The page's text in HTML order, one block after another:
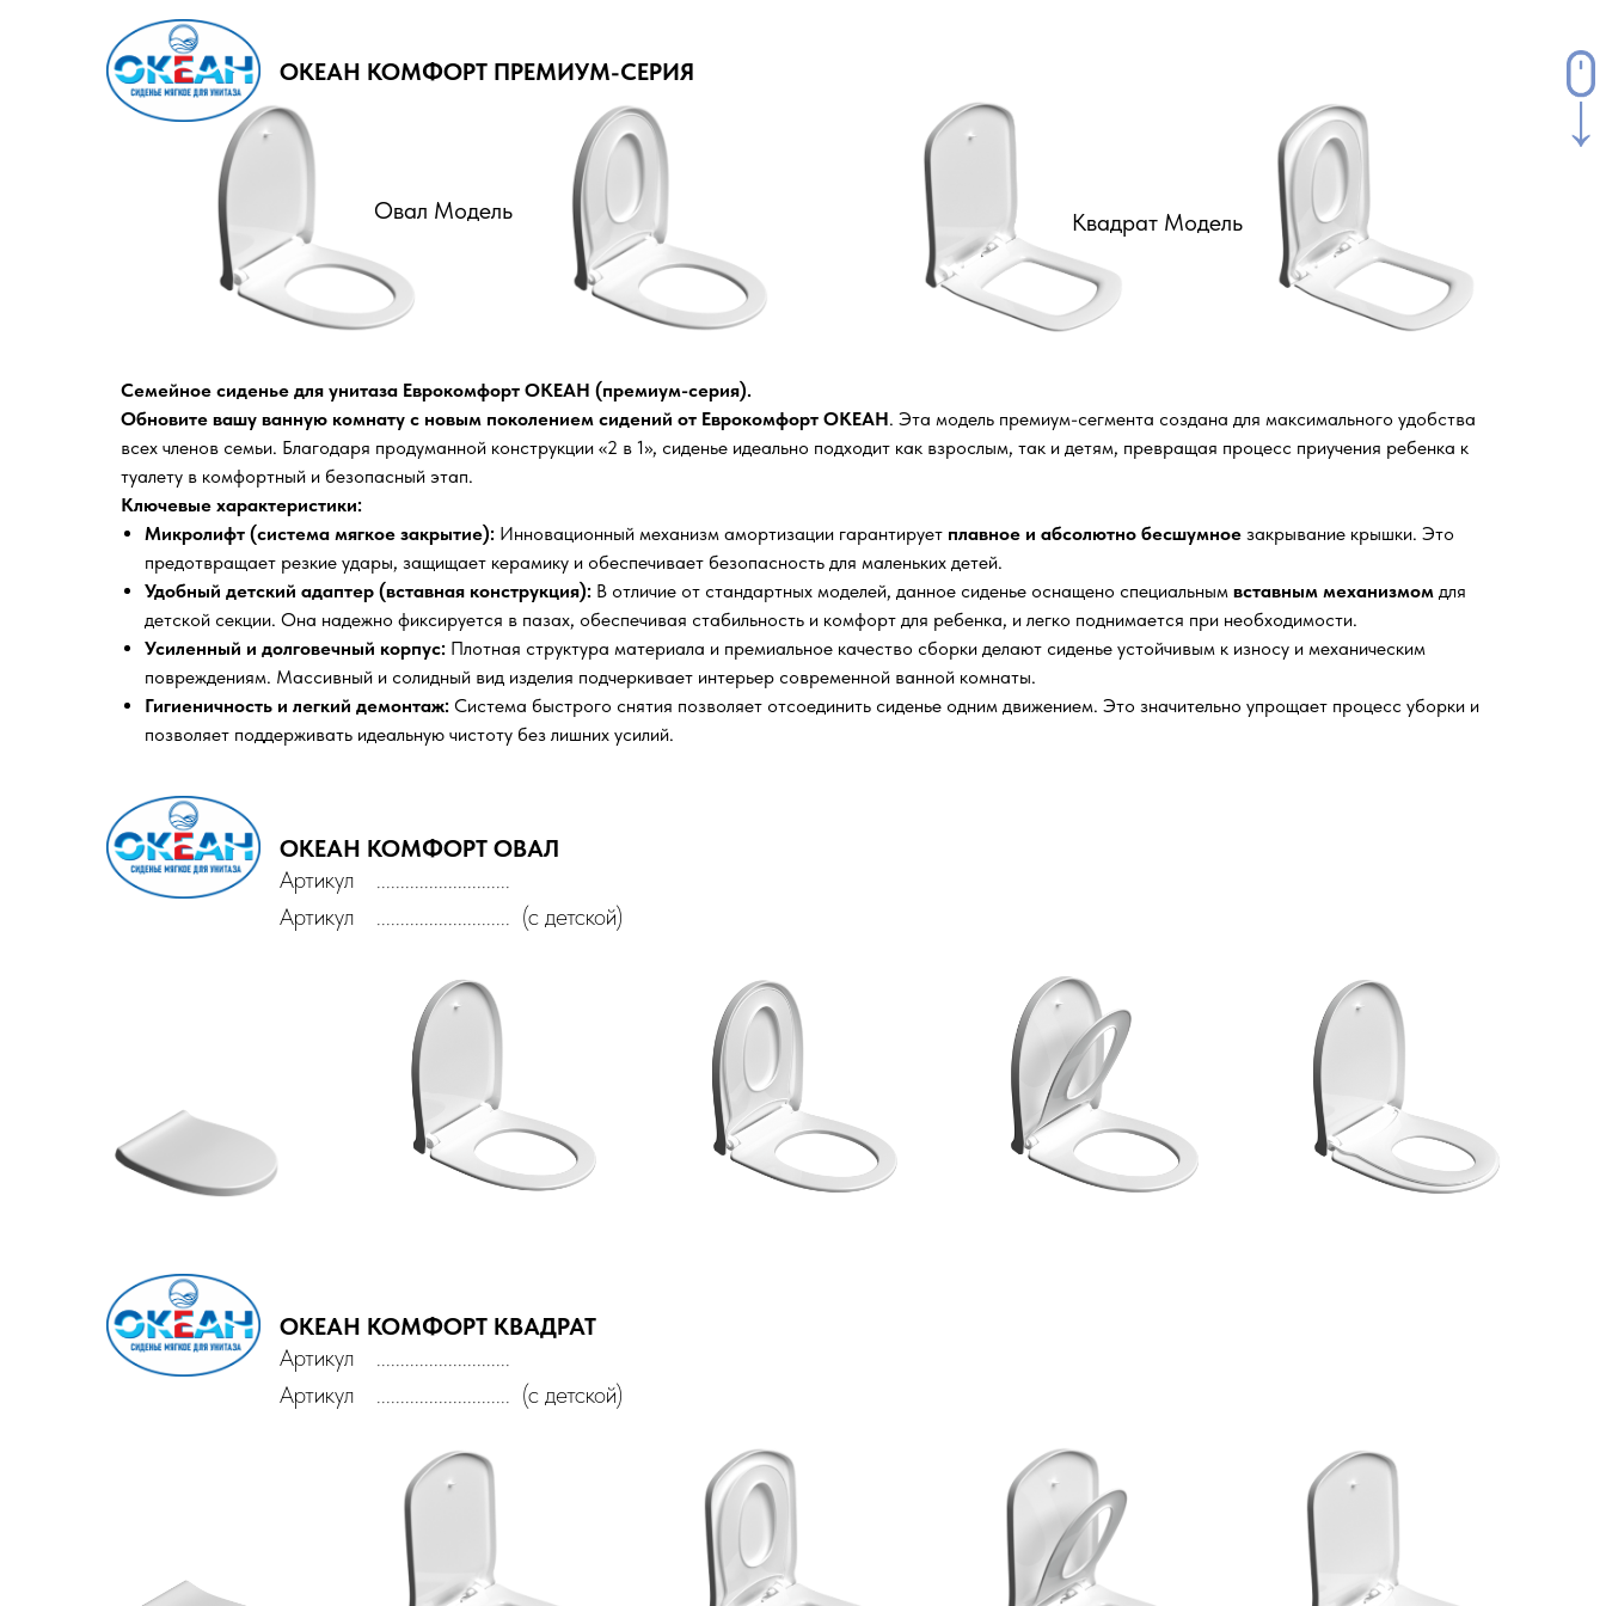
Семейное сиденье для унитаза Еврокомфорт ОКЕАН (премиум-серия).
Обновите вашу ванную комнату с новым поколением сидений от Еврокомфорт ОКЕАН. Эта модель премиум-сегмента создана для максимального удобства
всех членов семьи. Благодаря продуманной конструкции «2 в 1», сиденье идеально подходит как взрослым, так и детям, превращая процесс приучения ребенка к
туалету в комфортный и безопасный этап.
Ключевые характеристики:
Микролифт (система мягкое закрытие): Инновационный механизм амортизации гарантирует плавное и абсолютно бесшумное закрывание крышки. Это
предотвращает резкие удары, защищает керамику и обеспечивает безопасность для маленьких детей.
Удобный детский адаптер (вставная конструкция): В отличие от стандартных моделей, данное сиденье оснащено специальным вставным механизмом для
детской секции. Она надежно фиксируется в пазах, обеспечивая стабильность и комфорт для ребенка, и легко поднимается при необходимости.
Усиленный и долговечный корпус: Плотная структура материала и премиальное качество сборки делают сиденье устойчивым к износу и механическим
повреждениям. Массивный и солидный вид изделия подчеркивает интерьер современной ванной комнаты.
Гигиеничность и легкий демонтаж: Система быстрого снятия позволяет отсоединить сиденье одним движением. Это значительно упрощает процесс уборки и
позволяет поддерживать идеальную чистоту без лишних усилий.
ОКЕАН КОМФОРТ ПРЕМИУМ-СЕРИЯ
Овал Модель Квадрат Модель
............................ (с детской)
Артикул
............................
Артикул
ОКЕАН КОМФОРТ ОВАЛ
............................ (с детской)
Артикул
............................
Артикул
ОКЕАН КОМФОРТ КВАДРАТ